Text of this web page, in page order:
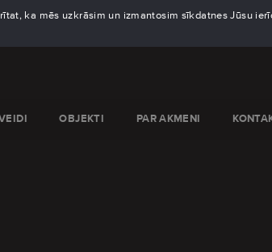
ka mēs uzkrāsim un izmantosim sīkdatnes Jūsu
OBJEKTI PAR AKMENI